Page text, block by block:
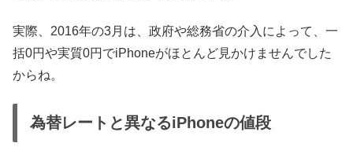
実際、2016年の3月は、政府や総務省の介入によって、一
括0円や実質0円でiPhoneがほとんど見かけませんでした
からね。
為替レートと異なるiPhoneの値段